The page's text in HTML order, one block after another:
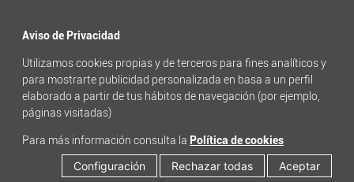
Aviso de Privacidad
Utilizamos cookies propias y de terceros para fines analíticos y
para mostrarte publicidad personalizada en basa a un perfil
elaborado a partir de tus hábitos de navegación (por ejemplo,
páginas visitadas)
Para más información consulta la Política de cookies
Configuración Rechazar todas Aceptar